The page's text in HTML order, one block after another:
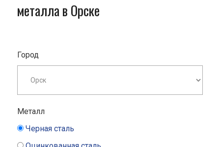
металла в Орске
Город
Металл
Черная сталь